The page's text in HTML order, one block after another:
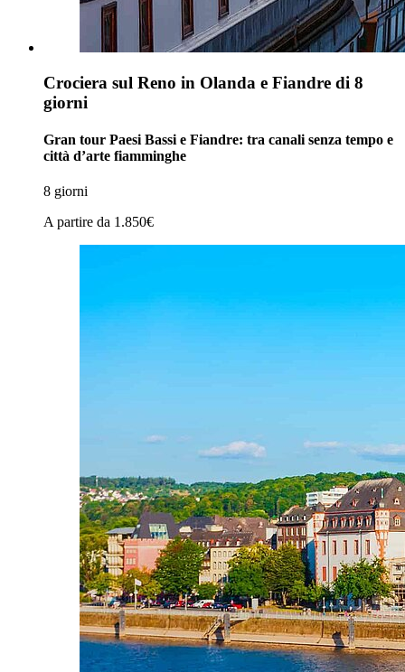
Crociera sul Reno in Olanda e Fiandre di 8
giorni
Gran tour Paesi Bassi e Fiandre: tra canali senza tempo e
città d’arte fiamminghe
8 giorni
A partire da 1.850€